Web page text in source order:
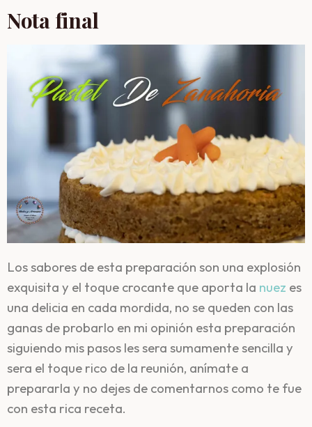
Nota final
Los sabores de esta preparación son una explosión
exquisita y el toque crocante que aporta la nuez es
una delicia en cada mordida, no se queden con las
ganas de probarlo en mi opinión esta preparación
siguiendo mis pasos les sera sumamente sencilla y
sera el toque rico de la reunión, anímate a
prepararla y no dejes de comentarnos como te fue
con esta rica receta.